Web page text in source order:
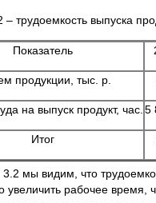
– трудоемкость выпуска
Показатель
продукции, тыс. р.
на выпуск продукт, час. 5
Итог
мы видим, что
увеличить рабочее время,